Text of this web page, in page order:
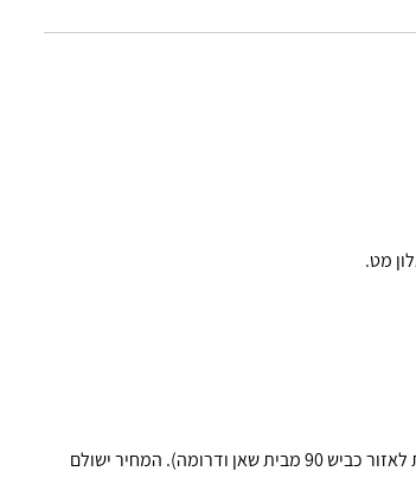
התקנות של כל המוצרים, לפי המחירון המצורף, מחיר המחירון שמופיע בטבלה כולל הובלה והתקנה לבית הלקוח ממטולה שבצפון ועד ירוחם שבדרום(אין הובלות לאזור כביש 90 מבית שאן ודרומה). המחיר ישולם